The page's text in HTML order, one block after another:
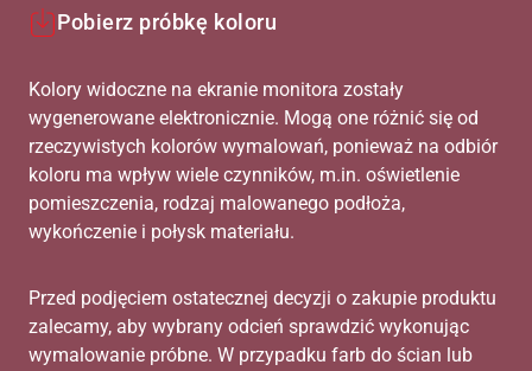
Pobierz próbkę koloru
Kolory widoczne na ekranie monitora zostały
wygenerowane elektronicznie. Mogą one różnić się od
rzeczywistych kolorów wymalowań, ponieważ na odbiór
koloru ma wpływ wiele czynników, m.in. oświetlenie
pomieszczenia, rodzaj malowanego podłoża,
wykończenie i połysk materiału.
Przed podjęciem ostatecznej decyzji o zakupie produktu
zalecamy, aby wybrany odcień sprawdzić wykonując
wymalowanie próbne. W przypadku farb do ścian lub